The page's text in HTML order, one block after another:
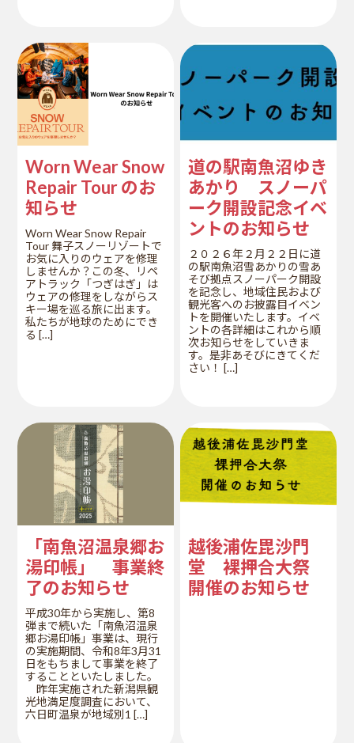
Worn Wear Snow
Repair Tour のお
知らせ
Worn Wear Snow Repair
Tour 舞子スノーリゾートで
お気に入りのウェアを修理
しませんか？この冬、リペ
アトラック「つぎはぎ」は
ウェアの修理をしながらス
キー場を巡る旅に出ます。
私たちが地球のためにでき
る […]
道の駅南魚沼ゆき
あかり スノーパ
ーク開設記念イベ
ントのお知らせ
２０２６年２月２２日に道
の駅南魚沼雪あかりの雪あ
そび拠点スノーパーク開設
を記念し、地域住民および
観光客へのお披露目イベン
トを開催いたします。イベ
ントの各詳細はこれから順
次お知らせをしていきま
す。是非あそびにきてくだ
さい！ […]
「南魚沼温泉郷お
湯印帳」 事業終
了のお知らせ
平成30年から実施し、第8
弾まで続いた「南魚沼温泉
郷お湯印帳」事業は、現行
の実施期間、令和8年3月31
日をもちまして事業を終了
することといたしました。
昨年実施された新潟県観
光地満足度調査において、
六日町温泉が地域別1 […]
越後浦佐毘沙門
堂 裸押合大祭
開催のお知らせ